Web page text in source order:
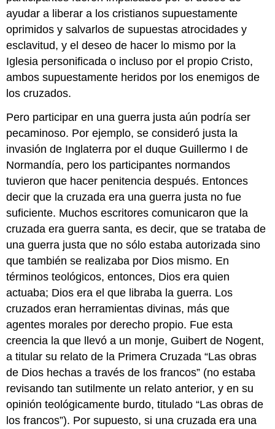
ayudar a liberar a los cristianos supuestamente
oprimidos y salvarlos de supuestas atrocidades y
esclavitud, y el deseo de hacer lo mismo por la
Iglesia personificada o incluso por el propio Cristo,
ambos supuestamente heridos por los enemigos de
los cruzados.
Pero participar en una guerra justa aún podría ser
pecaminoso. Por ejemplo, se consideró justa la
invasión de Inglaterra por el duque Guillermo I de
Normandía, pero los participantes normandos
tuvieron que hacer penitencia después. Entonces
decir que la cruzada era una guerra justa no fue
suficiente. Muchos escritores comunicaron que la
cruzada era guerra santa, es decir, que se trataba de
una guerra justa que no sólo estaba autorizada sino
que también se realizaba por Dios mismo. En
términos teológicos, entonces, Dios era quien
actuaba; Dios era el que libraba la guerra. Los
cruzados eran herramientas divinas, más que
agentes morales por derecho propio. Fue esta
creencia la que llevó a un monje, Guibert de Nogent,
a titular su relato de la Primera Cruzada “Las obras
de Dios hechas a través de los francos” (no estaba
revisando tan sutilmente un relato anterior, y en su
opinión teológicamente burdo, titulado “Las obras de
los francos”). Por supuesto, si una cruzada era una